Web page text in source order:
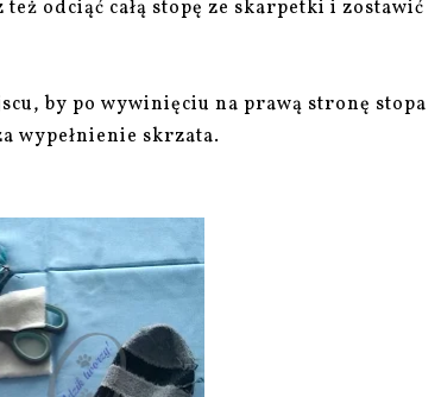
odciąć całą stopę ze skarpetki i zostawić
by po wywinięciu na prawą stronę stopa
wypełnienie skrzata.